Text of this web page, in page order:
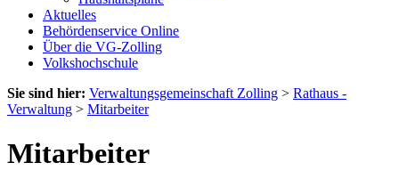
Aktuelles
Behördenservice Online
Über die VG-Zolling
Volkshochschule
Sie sind hier: Verwaltungsgemeinschaft Zolling > Rathaus -
Verwaltung > Mitarbeiter
Mitarbeiter